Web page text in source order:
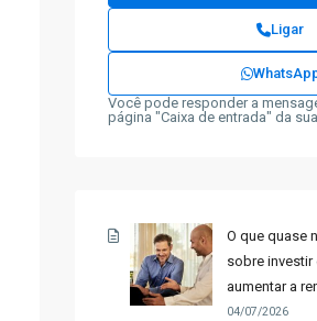
Ligar
Você pode responder a
página "Caixa de entrada" da
O que quase
sobre
aumentar a
04/07/2026